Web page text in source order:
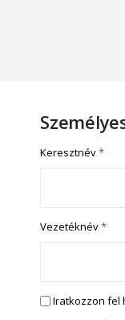
Keresztnév
Vezetéknév
Iratkozzon fel